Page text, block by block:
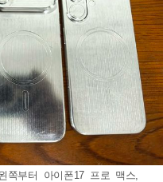
쪽부터 아이폰17 프로 맥스,